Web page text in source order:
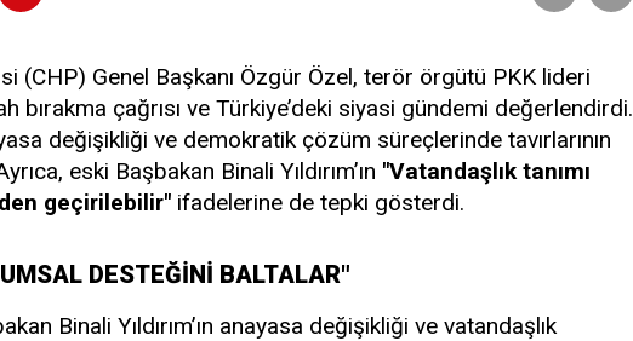
(CHP) Genel Başkanı Özgür Özel, terör örgütü PKK lideri
bırakma çağrısı ve Türkiye’deki siyasi gündemi değerlendirdi.
değişikliği ve demokratik çözüm süreçlerinde tavırlarının
eski Başbakan Binali Yıldırım’ın "Vatandaşlık tanımı
geçirilebilir" ifadelerine de tepki gösterdi.
DESTEĞİNİ BALTALAR"
Binali Yıldırım’ın anayasa değişikliği ve vatandaşlık